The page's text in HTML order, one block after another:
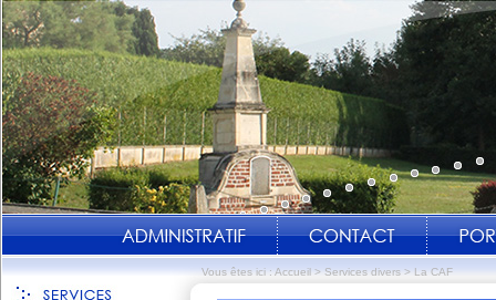
Vous êtes ici : Accueil > Services divers > La CAF